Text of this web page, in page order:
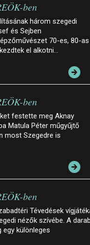
ben
három szegedi
és Sejben
70-es, 80-as
el alkotni…
ben
festette meg Aknay
Matula Péter műgyűjtő
most Szegedre is
ben
Tévedések
nézők szívébe. A
egy különleges